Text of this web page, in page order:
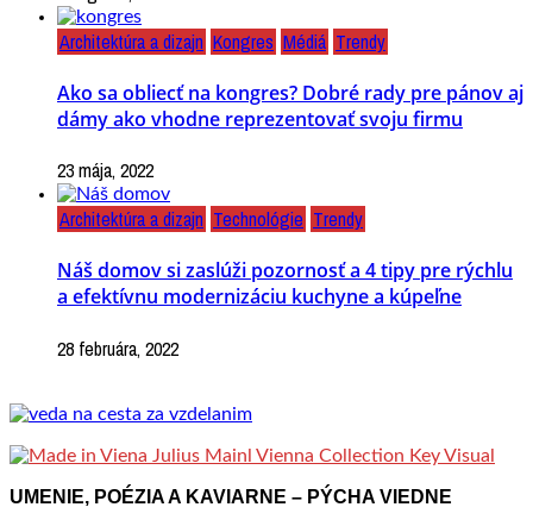
Architektúra a dizajn Kongres Médiá Trendy
Ako sa obliecť na kongres? Dobré rady pre pánov aj
dámy ako vhodne reprezentovať svoju firmu
23 mája, 2022
Architektúra a dizajn Technológie Trendy
Náš domov si zaslúži pozornosť a 4 tipy pre rýchlu
a efektívnu modernizáciu kuchyne a kúpeľne
28 februára, 2022
UMENIE, POÉZIA A KAVIARNE – PÝCHA VIEDNE